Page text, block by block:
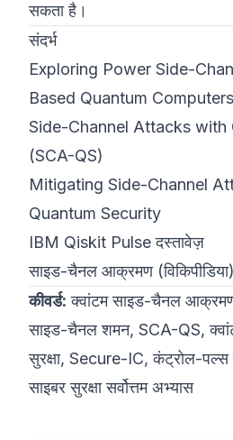
सकता है।
संदर्भ
Exploring Power Side-
Based Quantum Computers
Side-Channel Attacks with
(SCA-QS)
Mitigating Side-Channel
Quantum Security
IBM Qiskit Pulse दस्तावेज़
साइड-चैनल आक्रमण (विकिपीडिया)
कीवर्ड: क्वांटम साइड-चैनल आक्रमण,
साइड-चैनल शमन, SCA-QS,
सुरक्षा, Secure-IC, कंट्रोल-पल्स
साइबर सुरक्षा सर्वोत्तम अभ्यास